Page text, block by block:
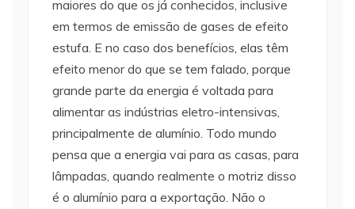
maiores do que os já conhecidos, inclusive
em termos de emissão de gases de efeito
estufa. E no caso dos benefícios, elas têm
efeito menor do que se tem falado, porque
grande parte da energia é voltada para
alimentar as indústrias eletro-intensivas,
principalmente de alumínio. Todo mundo
pensa que a energia vai para as casas, para
lâmpadas, quando realmente o motriz disso
é o alumínio para a exportação. Não o